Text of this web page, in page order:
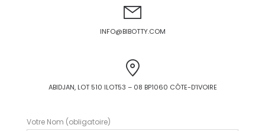
INFO@BIBOTTY.COM
ABIDJAN, LOT 510 ILOT53 – 08 BP1060 CÔTE-D’IVOIRE
Votre Nom (obligatoire)